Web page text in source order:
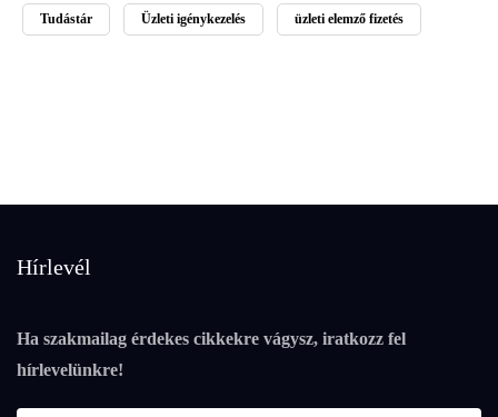
Tudástár Üzleti igénykezelés üzleti elemző fizetés
Hírlevél
Ha szakmailag érdekes cikkekre vágysz, iratkozz fel
hírlevelünkre!